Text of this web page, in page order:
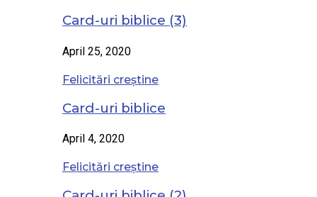
Card-uri biblice (3)
April 25, 2020
Felicitări creștine
Card-uri biblice
April 4, 2020
Felicitări creștine